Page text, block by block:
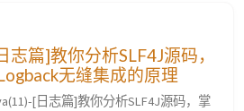
篇]教你分析SLF4J源码，
无缝集成的原理
[日志篇]教你分析SLF4J源码，掌